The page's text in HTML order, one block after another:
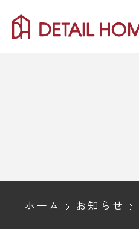
ホーム お知らせ